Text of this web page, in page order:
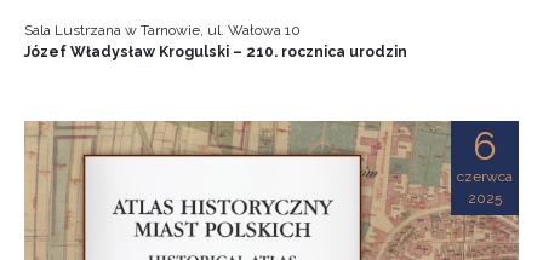
Sala Lustrzana w Tarnowie, ul. Wałowa 10
Józef Władysław Krogulski – 210. rocznica urodzin
6
czerwca
2025